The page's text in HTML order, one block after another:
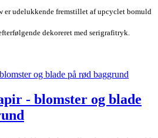
er udelukkende fremstillet af upcyclet bomuld
dekoreret med serigrafitryk.
- blomster og blade